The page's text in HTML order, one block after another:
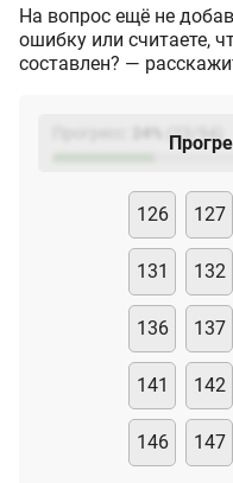
На вопрос ещё не
ошибку или считаете,
составлен? —
(23
126 127
131 132
136 137
141 142
146 147